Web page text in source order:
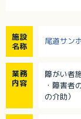
施設
名称
尾道サン
業務
内容
障がい者
・障害者
の介助）